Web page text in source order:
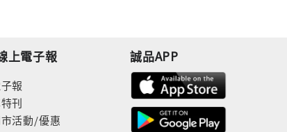
上電子報
報
刊
活動/優惠
誠品APP